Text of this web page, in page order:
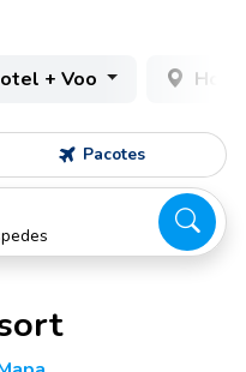
+ Voo
Pacotes